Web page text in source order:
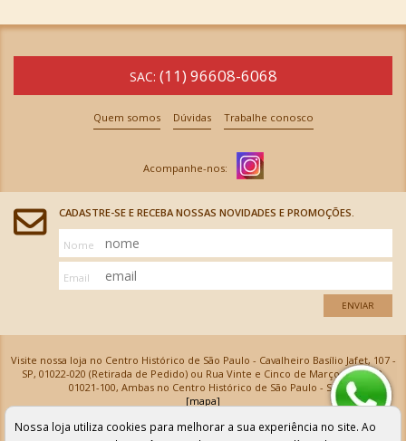
SAC: (11) 96608-6068
Quem somos Dúvidas Trabalhe conosco
CADASTRE-SE E RECEBA NOSSAS NOVIDADES E PROMOÇÕES.
Nome
Email
ENVIAR
Visite nossa loja no Centro Histórico de São Paulo - Cavalheiro Basílio Jafet, 107 -
SP, 01022-020 (Retirada de Pedido) ou Rua Vinte e Cinco de Março, 576 - SP,
01021-100, Ambas no Centro Histórico de São Paulo - SP
[mapa]
Armarinhos Santa Cecília Ltda | CNPJ: 61.069.639/0001-18
Os preços e as condições de pagamento apresentadas na loja virtual não valem para nossa loja física e
Nossa loja utiliza cookies para melhorar a sua experiência no site. Ao